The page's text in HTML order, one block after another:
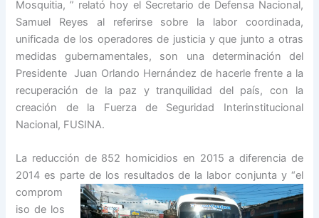
Mosquitia, ” relató hoy el Secretario de Defensa Nacional,
Samuel Reyes al referirse sobre la labor coordinada,
unificada de los operadores de justicia y que junto a otras
medidas gubernamentales, son una determinación del
Presidente Juan Orlando Hernández de hacerle frente a la
recuperación de la paz y tranquilidad del país, con la
creación de la Fuerza de Seguridad Interinstitucional
Nacional, FUSINA.
La reducción de 852 homicidios en 2015 a diferencia de
2014 es parte de los resultados de la labor conjunta y “el
comprom
iso de los